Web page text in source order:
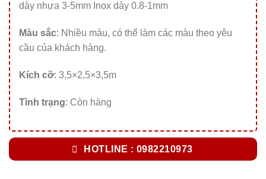
dày nhựa 3-5mm Inox dày 0.8-1mm
Màu sắc: Nhiều màu, có thể làm các màu theo yêu
cầu của khách hàng.
Kích cỡ: 3,5×2,5×3,5m
Tình trạng: Còn hàng
HOTLINE : 0982210973